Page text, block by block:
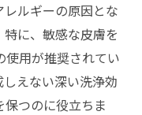
ルギーの原因とな
に、敏感な皮膚を
用が推奨されてい
えない深い洗浄効
つのに役立ちま